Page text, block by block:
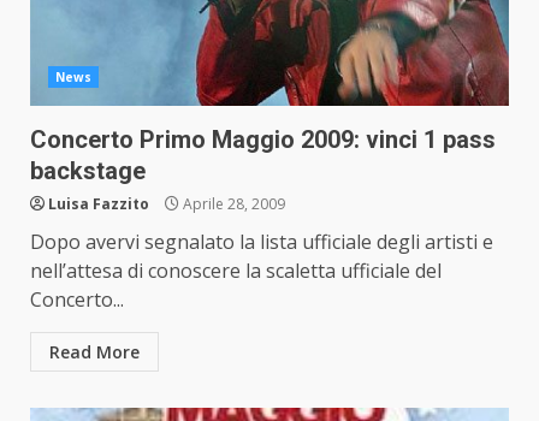
News
Concerto Primo Maggio 2009: vinci 1 pass
backstage
Luisa Fazzito Aprile 28, 2009
Dopo avervi segnalato la lista ufficiale degli artisti e
nell’attesa di conoscere la scaletta ufficiale del
Concerto...
Read More